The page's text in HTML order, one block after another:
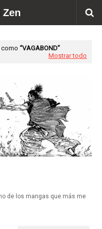
VAGABOND
Mostrar todo
de los mangas que más me